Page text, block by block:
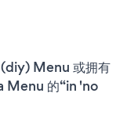
Menu 或拥有
Menu 的“in 'no